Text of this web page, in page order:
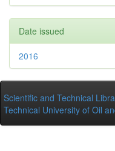
Date issued
2016
Scientific and Technical
Technical University of Oil